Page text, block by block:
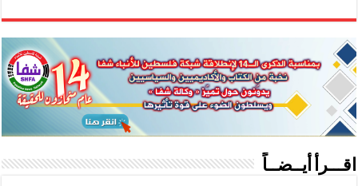
اقـــرأ أيــضــاً